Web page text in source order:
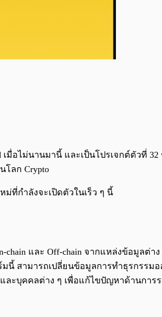
เมื่อไม่นานมานี้ และเป็นโปรเจกต์ตัวที่ 32
โลก Crypto
ม่ที่กำลังจะเปิดตัวในเร็ว ๆ นี้
และ Off-chain จากแหล่งข้อมูลต่
สามารถเปลี่ยนข้อมูลการทำธุรกรรมอ
ละบุคคลต่าง ๆ เพื่อแก้ไขปัญหาด้านก